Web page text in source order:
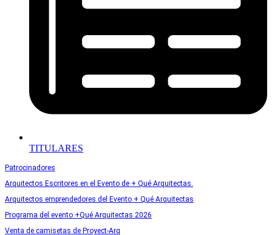
TITULARES
Patrocinadores
Arquitectos Escritores en el Evento de + Qué Arquitectas.
Arquitectos emprendedores del Evento + Qué Arquitectas
Programa del evento +Qué Arquitectas 2026
Venta de camisetas de Proyect-Arq